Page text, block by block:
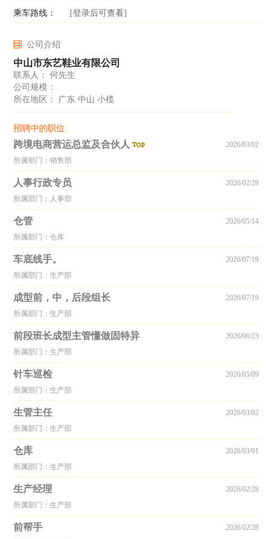
乘车路线：
[登录后可查看]
公司介绍
中山市东艺鞋业有限公司
联系人： 何先生
公司规模：
所在地区： 广东 中山 小榄
招聘中的职位
跨境电商营运总监及合伙人
所属部门：销售部
2026/03/02
人事行政专员
所属部门：人事部
2026/02/28
仓管
所属部门：仓库
2026/05/14
车底线手。
所属部门：生产部
2026/07/19
成型前，中，后段组长
所属部门：生产部
2026/07/19
前段班长成型主管懂做固特异
所属部门：生产部
2026/06/23
针车巡检
所属部门：生产部
2026/05/09
生管主任
所属部门：生产部
2026/03/02
仓库
所属部门：生产部
2026/03/01
生产经理
所属部门：生产部
2026/02/28
前帮手 2026/02/28